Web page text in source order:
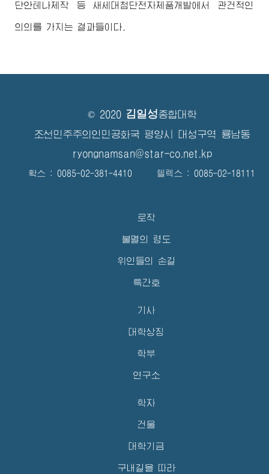
단안테나제작 등 새세대첨단전자제품개발에서 관건적인
의의를 가지는 결과들이다.
© 2020 김일성종합대학
조선민주주의인민공화국 평양시 대성구역 룡남동
ryongnamsan@star-co.net.kp
확스 : 0085-02-381-4410 텔렉스 : 0085-02-18111
로작
불멸의 령도
위인들의 손길
특간호
기사
대학상징
학부
연구소
학자
건물
대학기금
구내길을 따라